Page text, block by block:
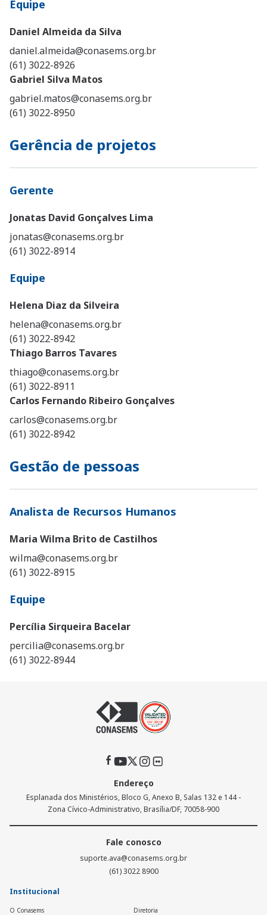
Equipe
Daniel Almeida da Silva
daniel.almeida@conasems.org.br
(61) 3022-8926
Gabriel Silva Matos
gabriel.matos@conasems.org.br
(61) 3022-8950
Gerência de projetos
Gerente
Jonatas David Gonçalves Lima
jonatas@conasems.org.br
(61) 3022-8914
Equipe
Helena Diaz da Silveira
helena@conasems.org.br
(61) 3022-8942
Thiago Barros Tavares
thiago@conasems.org.br
(61) 3022-8911
Carlos Fernando Ribeiro Gonçalves
carlos@conasems.org.br
(61) 3022-8942
Gestão de pessoas
Analista de Recursos Humanos
Maria Wilma Brito de Castilhos
wilma@conasems.org.br
(61) 3022-8915
Equipe
Percília Sirqueira Bacelar
percilia@conasems.org.br
(61) 3022-8944
Endereço
Esplanada dos Ministérios, Bloco G, Anexo B, Salas 132 e 144 -
Zona Cívico-Administrativo, Brasília/DF, 70058-900
Fale conosco
suporte.ava@conasems.org.br
(61) 3022 8900
Institucional
O Conasems Diretoria